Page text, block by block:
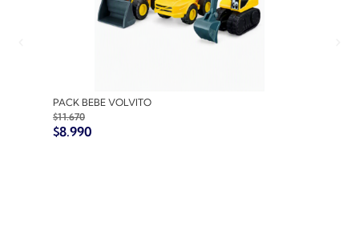
PACK BEBE VOLVITO
$11.670
$8.990